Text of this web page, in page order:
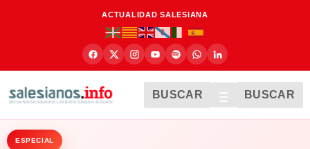
ACTUALIDAD SALESIANA
BUSCAR BUSCAR
ESPECIAL